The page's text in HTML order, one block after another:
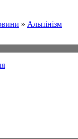
» Альпінізм